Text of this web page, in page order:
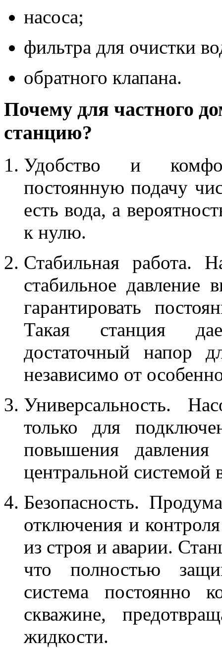
насоса;
фильтра для очистки
обратного клапана.
Почему для частного
станцию?
Удобство и
постоянную подачу
есть вода, а
к нулю.
Стабильная работа.
стабильное давление
гарантировать
Такая станция
достаточный напор
независимо от
Универсальность.
только для
повышения
центральной системой
Безопасность.
отключения и
из строя и аварии.
что полностью
система постоянно
скважине,
жидкости.